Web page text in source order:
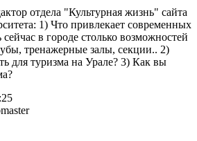
отдела "Культурная жизнь" сайта
1) Что привлекает современных
в городе столько возможностей
тренажерные залы, секции.. 2)
для туризма на Урале? 3) Как вы